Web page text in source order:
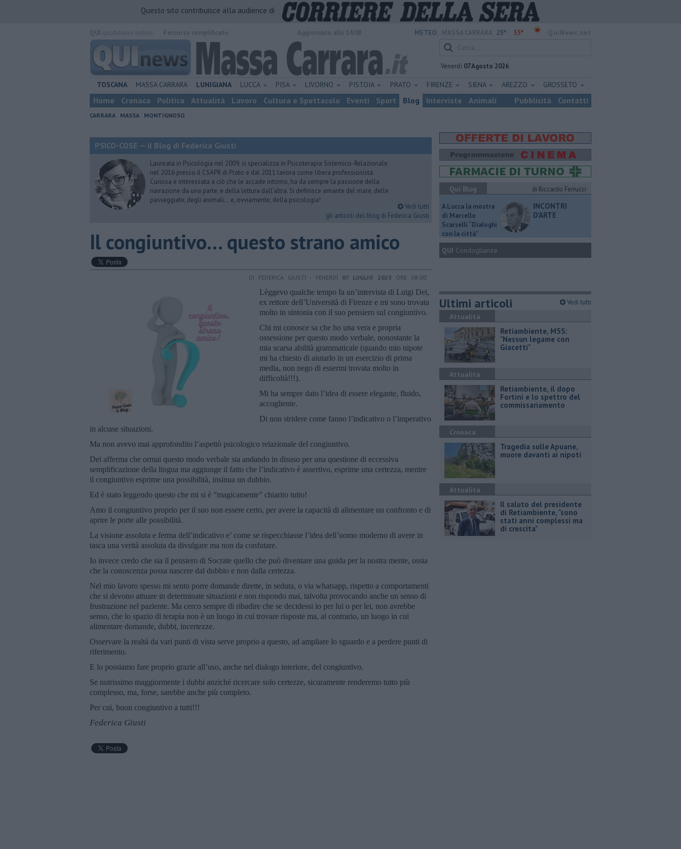
Questo sito contribuisce alla audience di
METEO: 25° 35°
Venerdì 07 Agosto 2026
TOSCANA MASSA CARRARA LUNIGIANA LUCCA PISA LIVORNO PISTOIA PRATO FIRENZE SIENA AREZZO GROSSETO
Home Cronaca Politica Attualità Lavoro Cultura e Spettacolo Eventi Sport Blog Interviste Animali Pubblicità Contatti
CARRARA MASSA MONTIGNOSO
PSICO-COSE — il Blog di Federica Giusti
Laureata in Psicologia nel 2009, si specializza in Psicoterapia Sistemico-Relazionale
nel 2016 presso il CSAPR di Prato e dal 2011 lavora come libera professionista.
Curiosa e interessata a ciò che le accade intorno, ha da sempre la passione della
narrazione da una parte, e della lettura dall’altra. Si definisce amante del mare, delle
passeggiate, degli animali… e, ovviamente, della psicologia!
Vedi tutti
gli articoli del blog di Federica Giusti
​Il congiuntivo… questo strano amico
DI FEDERICA GIUSTI - VENERDÌ 07 LUGLIO 2023 ORE 08:00
Lèggevo qualche tempo fa un’intervista di Luigi Dei,
ex rettore dell’Università di Firenze e mi sono trovata
molto in sintonia con il suo pensiero sul congiuntivo.
Chi mi conosce sa che ho una vera e propria
ossessione per questo modo verbale, nonostante la
mia scarsa abilità grammaticale (quando mio nipote
mi ha chiesto di aiutarlo in un esercizio di prima
media, non nego di essermi trovata molto in
difficoltà!!!).
Mi ha sempre dato l’idea di essere elegante, fluido,
accogliente.
Di non stridere come fanno l’indicativo o l’imperativo
in alcune situazioni.
Ma non avevo mai approfondito l’aspettò psicologico relazionale del congiuntivo.
Dei afferma che ormai questo modo verbale sta andando in disuso per una questione di eccessiva
semplificazione della lingua ma aggiunge il fatto che l’indicativo è assertivo, esprime una certezza, mentre
il congiuntivo esprime una possibilità, insinua un dubbio.
Ed è stato leggendo questo che mi si è “magicamente” chiarito tutto!
Amo il congiuntivo proprio per il suo non essere certo, per avere la capacità di alimentare un confronto e di
aprire le porte alle possibilità.
La visione assoluta e ferma dell’indicativo e’ come se rispecchiasse l’idea dell’uomo moderno di avere in
tasca una verità assoluta da divulgare ma non da confutare.
Io invece credo che sia il pensiero di Socrate quello che può diventare una guida per la nostra mente, ossia
che la conoscenza possa nascere dal dubbio e non dalla certezza.
Nel mio lavoro spesso mi sento porre domande dirette, in seduta, o via whatsapp, rispetto a comportamenti
che si devono attuare in determinate situazioni e non rispondo mai, talvolta provocando anche un senso di
frustrazione nel paziente. Ma cerco sempre di ribadire che se decidessi io per lui o per lei, non avrebbe
senso, che lo spazio di terapia non è un luogo in cui trovare risposte ma, al contrario, un luogo in cui
alimentare domande, dubbi, incertezze.
Osservare la realtà da vari punti di vista serve proprio a questo, ad ampliare lo sguardo e a perdere punti di
riferimento.
E lo possiamo fare proprio grazie all’uso, anche nel dialogo interiore, del congiuntivo.
Se nutrissimo maggiormente i dubbi anziché ricercare solo certezze, sicuramente renderemo tutto più
complesso, ma, forse, sarebbe anche più completo.
Per cui, buon congiuntivo a tutti!!!
Federica Giusti
Qui Blog
di Riccardo Ferrucci
A Lucca la mostra
di Marcello
Scarselli “Dialoghi
con la città"
INCONTRI
D'ARTE
QUI Condoglianze
Ultimi articoli Vedi tutti
Attualità
Retiambiente, M5S:
"Nessun legame con
Giacetti"
Attualità
Retiambiente, il dopo
Fortini e lo spettro del
commissariamento
Cronaca
Tragedia sulle Apuane,
muore davanti ai nipoti
Attualità
Il saluto del presidente
di Retiambiente, "sono
stati anni complessi ma
di crescita"